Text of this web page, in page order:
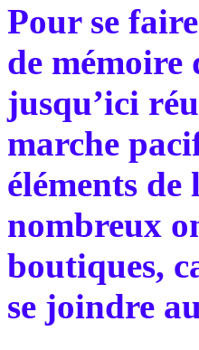
Pour se
de mémoire
jusqu’ici
marche
éléments
nombreux
boutiques,
se joindre